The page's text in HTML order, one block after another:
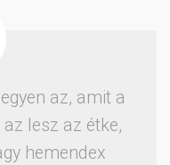
az, amit a
lesz az étke,
hemendex